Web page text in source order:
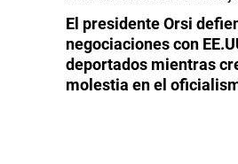
El presidente Orsi
negociaciones con
deportados mientras
molestia en el